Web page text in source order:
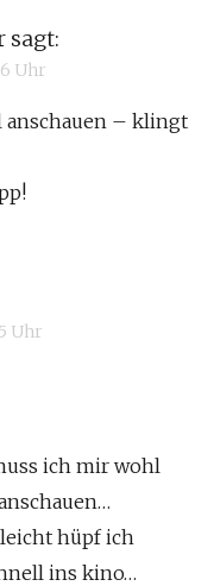
sagt:
Uhr
anschauen – klingt
Uhr
ich mir wohl
hüpf ich
ins kino…